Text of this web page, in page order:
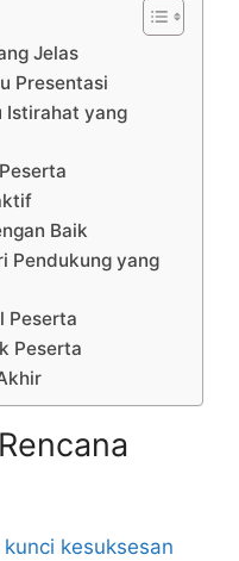
Jelas
Presentasi
Istirahat yang
Baik
Pendukung yang
Peserta
Peserta
kunci kesuksesan